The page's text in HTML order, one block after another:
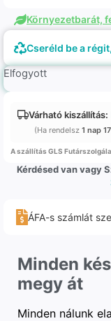
Környezetbarát,
Cseréld be a
Elfogyott
Várható kiszállítás:
(Ha rendelsz 1 nap
A szállítás GLS
Kérdésed van vagy
ÁFA-s számlát
Minden
megy át
Minden nálunk